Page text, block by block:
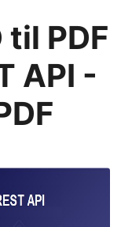
PDF
API -